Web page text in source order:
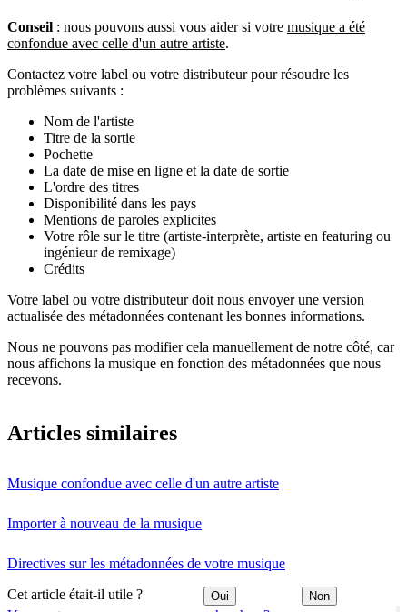
Conseil : nous pouvons aussi vous aider si votre musique a été
confondue avec celle d'un autre artiste.
Contactez votre label ou votre distributeur pour résoudre les
problèmes suivants :
Nom de l'artiste
Titre de la sortie
Pochette
La date de mise en ligne et la date de sortie
L'ordre des titres
Disponibilité dans les pays
Mentions de paroles explicites
Votre rôle sur le titre (artiste-interprète, artiste en featuring ou
ingénieur de remixage)
Crédits
Votre label ou votre distributeur doit nous envoyer une version
actualisée des métadonnées contenant les bonnes informations.
Nous ne pouvons pas modifier cela manuellement de notre côté, car
nous affichons la musique en fonction des métadonnées que nous
recevons.
Articles similaires
Musique confondue avec celle d'un autre artiste
Importer à nouveau de la musique
Directives sur les métadonnées de votre musique
Cet article était-il utile ? Oui Non